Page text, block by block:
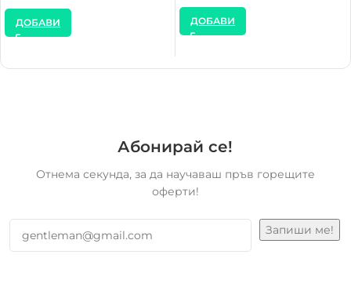
ДОБАВИ ДОБАВИ
Абонирай се!
Отнема секунда, за да научаваш пръв горещите
оферти!